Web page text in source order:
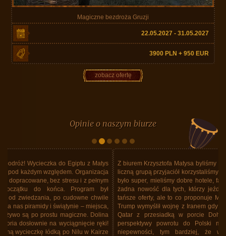
Magiczne bezdroża Gruzji
22.05.2027 - 31.05.2027
3900 PLN + 950 EUR
zobacz ofertę
Opinie o naszym biurze
Z biurem Krzysztofa Matysa byliśmy w Tajlandii. Nie pierwszy raz. Z dość
liczną grupą przyjaciół korzystaliśmy już kilka razy z usług Biura. Zawsze
było super, mieliśmy dobre hotele, fajny program, super jedzenie. Ale to
żadna nowość dla tych, którzy jeździli już z tym Biurem. Wiem, że są
tańsze oferty, ale to co proponuje Matys Travel... Ale do rzeczy. Donald
Trump wymyślił wojnę z Iranem gdy byliśmy w Tajlandii. Lecieliśmy linią
Qatar z przesiadką w porcie Doha. Oczywiście lotnisko zamknięte,
perspektywy powrotu do Polski mgliste. Siadły nastroje z powodu
niepewności, tym bardziej, że wiedziliśmy o tysiącach Polaków